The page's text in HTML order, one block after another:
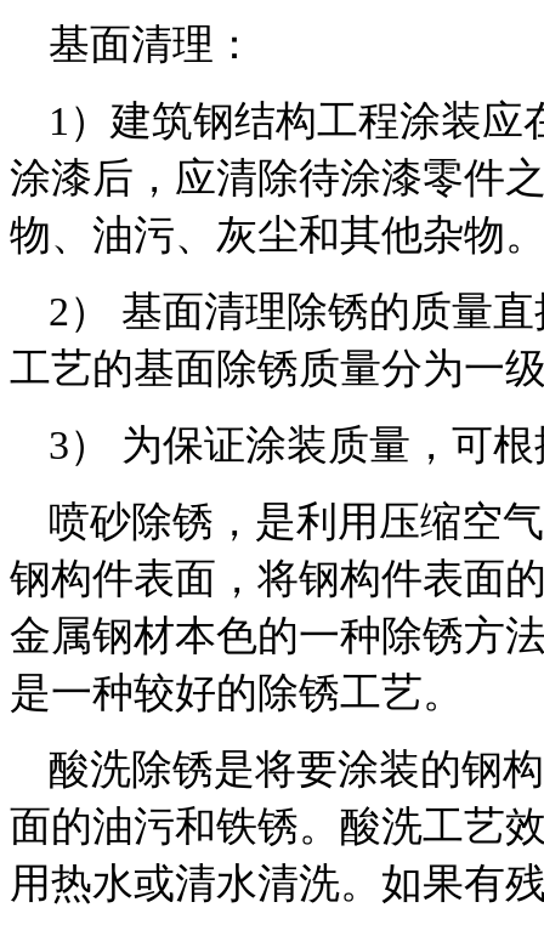
基面清理：
1）建筑钢结构工程涂装
涂漆后，应清除待涂漆零件
物、油污、灰尘和其他杂物
2） 基面清理除锈的质量
工艺的基面除锈质量分为一
3） 为保证涂装质量，可
喷砂除锈，是利用压缩空
钢构件表面，将钢构件表面
金属钢材本色的一种除锈方
是一种较好的除锈工艺。
酸洗除锈是将要涂装的钢
面的油污和铁锈。酸洗工艺
用热水或清水清洗。如果有